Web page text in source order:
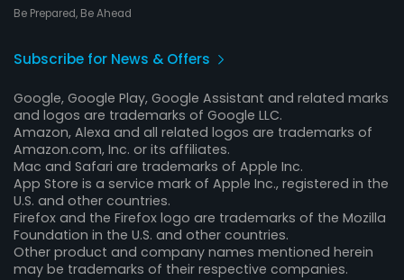
Be Prepared, Be Ahead
Subscribe for News & Offers
Google, Google Play, Google Assistant and related marks
and logos are trademarks of Google LLC.
Amazon, Alexa and all related logos are trademarks of
Amazon.com, Inc. or its affiliates.
Mac and Safari are trademarks of Apple Inc.
App Store is a service mark of Apple Inc., registered in the
U.S. and other countries.
Firefox and the Firefox logo are trademarks of the Mozilla
Foundation in the U.S. and other countries.
Other product and company names mentioned herein
may be trademarks of their respective companies.